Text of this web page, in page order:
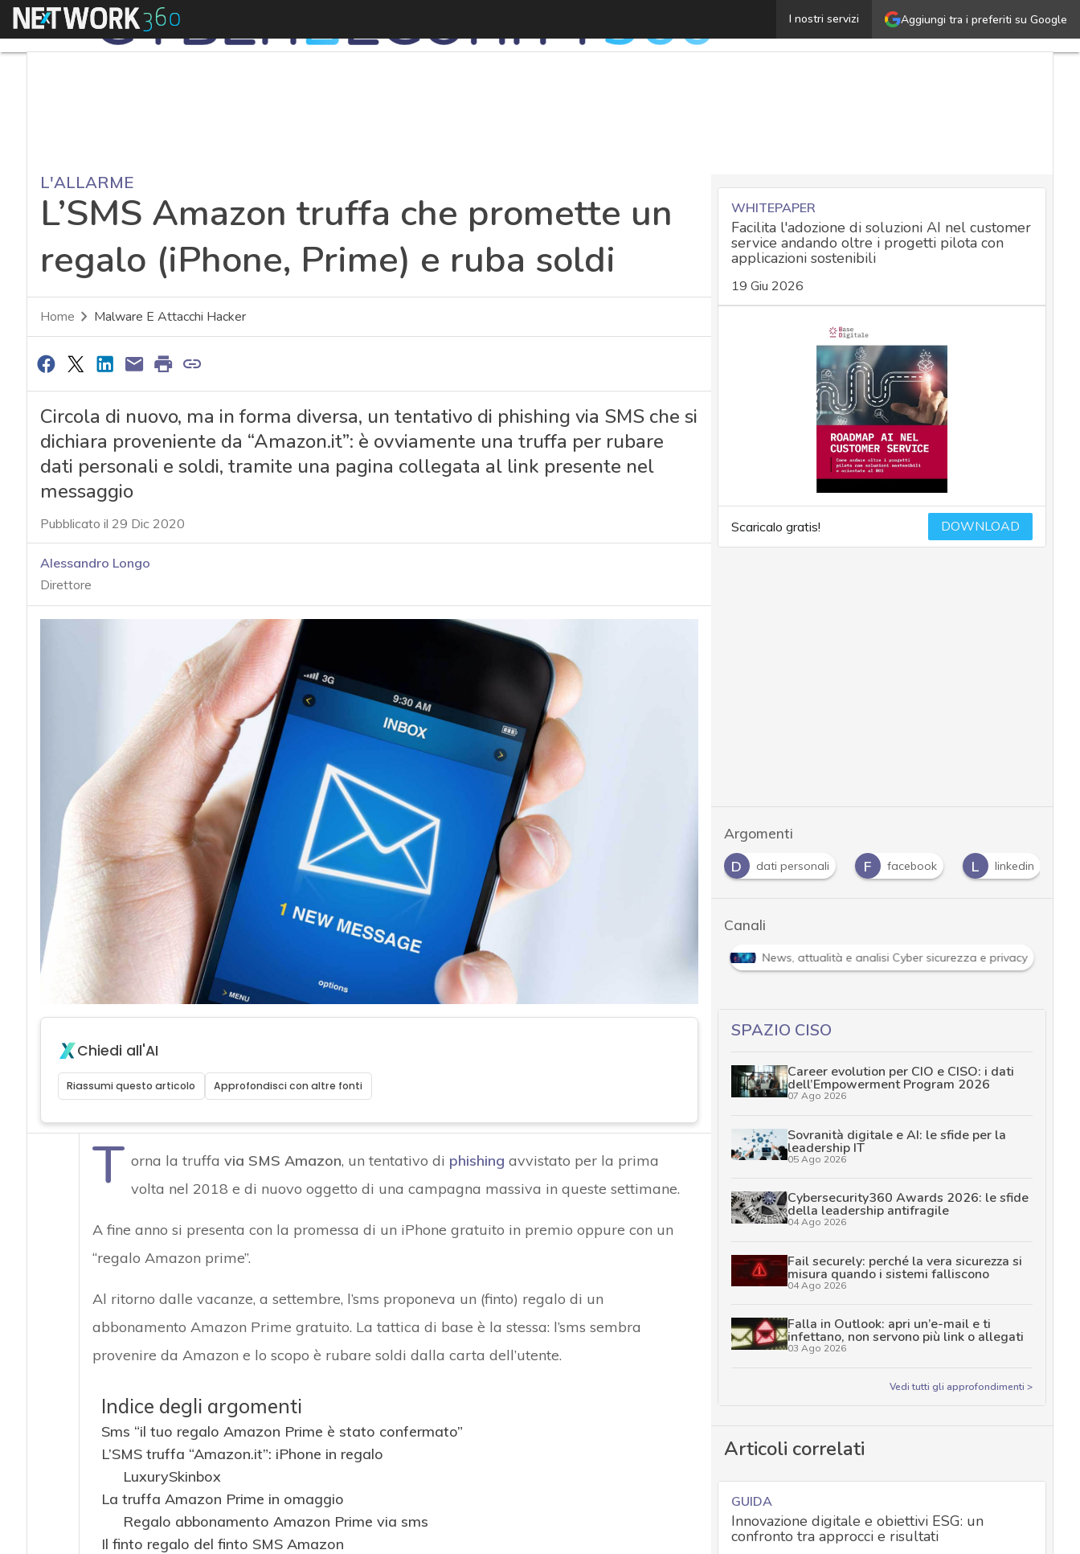
Aggiungi tra i preferiti su Google
I nostri servizi
Menu L’SMS Amazon truffa che promette un regalo (iPhone,
L'ALLARME
L’SMS Amazon truffa che promette un
regalo (iPhone, Prime) e ruba soldi
Home Malware E Attacchi Hacker
Circola di nuovo, ma in forma diversa, un tentativo di phishing via SMS che si
dichiara proveniente da “Amazon.it”: è ovviamente una truffa per rubare
dati personali e soldi, tramite una pagina collegata al link presente nel
messaggio
Pubblicato il 29 Dic 2020
Alessandro Longo
Direttore
Chiedi all'AI
Riassumi questo articolo Approfondisci con altre fonti
T orna la truffa via SMS Amazon, un tentativo di phishing avvistato per la prima
volta nel 2018 e di nuovo oggetto di una campagna massiva in queste settimane.
A fine anno si presenta con la promessa di un iPhone gratuito in premio oppure con un
“regalo Amazon prime”.
Al ritorno dalle vacanze, a settembre, l’sms proponeva un (finto) regalo di un
abbonamento Amazon Prime gratuito. La tattica di base è la stessa: l’sms sembra
provenire da Amazon e lo scopo è rubare soldi dalla carta dell’utente.
Indice degli argomenti
Sms “il tuo regalo Amazon Prime è stato confermato”
L’SMS truffa “Amazon.it”: iPhone in regalo
LuxurySkinbox
La truffa Amazon Prime in omaggio
Regalo abbonamento Amazon Prime via sms
Il finto regalo del finto SMS Amazon
WHITEPAPER
Facilita l'adozione di soluzioni AI nel customer
service andando oltre i progetti pilota con
applicazioni sostenibili
19 Giu 2026
Scaricalo gratis! DOWNLOAD
Argomenti
D dati personali F facebook L linkedin
Canali
Attacchi hacker e Malware: le ultime news in tempo reale e gli approfondimenti News, attualità e analisi Cyber sicurezza e privacy
SPAZIO CISO
Career evolution per CIO e CISO: i dati
dell’Empowerment Program 2026
07 Ago 2026
Sovranità digitale e AI: le sfide per la
leadership IT
05 Ago 2026
Cybersecurity360 Awards 2026: le sfide
della leadership antifragile
04 Ago 2026
Fail securely: perché la vera sicurezza si
misura quando i sistemi falliscono
04 Ago 2026
Falla in Outlook: apri un’e-mail e ti
infettano, non servono più link o allegati
03 Ago 2026
Vedi tutti gli approfondimenti >
Articoli correlati
GUIDA
Innovazione digitale e obiettivi ESG: un
confronto tra approcci e risultati